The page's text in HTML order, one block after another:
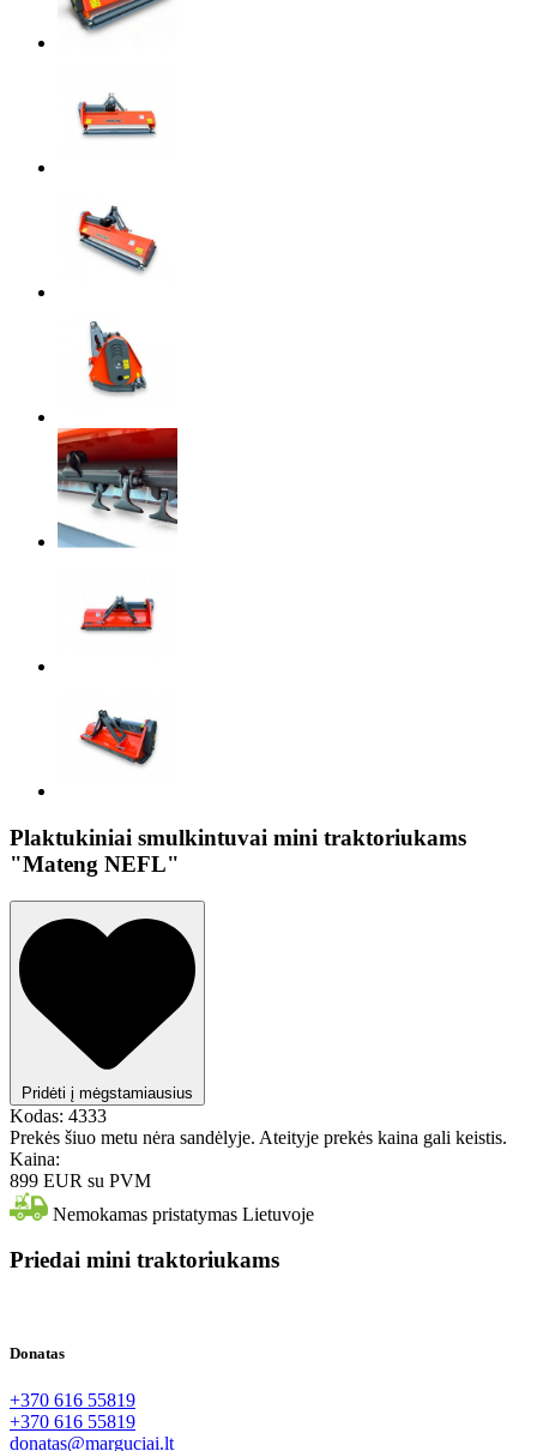
Plaktukiniai smulkintuvai mini traktoriukams
"Mateng NEFL"
Pridėti į mėgstamiausius
Kodas: 4333
Prekės šiuo metu nėra sandėlyje. Ateityje prekės kaina gali keistis.
Kaina:
899 EUR su PVM
Nemokamas pristatymas Lietuvoje
Priedai mini traktoriukams
Donatas
+370 616 55819
+370 616 55819
donatas@marguciai.lt